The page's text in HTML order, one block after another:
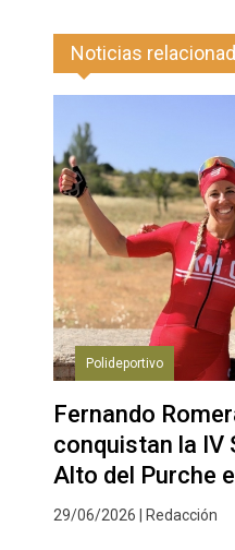
Noticias
Polideportivo
Fernando
conquistan la IV
Alto del Purche
29/06/2026 | Redacción